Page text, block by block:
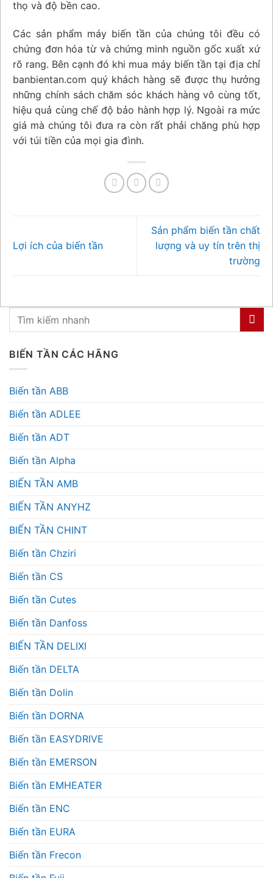
BIẾN TẦN CÁC HÃNG
Biến tần ABB
Biến tần ADLEE
Biến tần ADT
Biến tần Alpha
BIẾN TẦN AMB
BIẾN TẦN ANYHZ
BIẾN TẦN CHINT
Biến tần Chziri
Biến tần CS
Biến tần Cutes
Biến tần Danfoss
BIẾN TẦN DELIXI
Biến tần DELTA
Biến tần Dolin
Biến tần DORNA
Biến tần EASYDRIVE
Biến tần EMERSON
Biến tần EMHEATER
Biến tần ENC
Biến tần EURA
Biến tần Frecon
thọ và độ bền cao.
Các sản phẩm máy biến tần của chúng tôi đều có
chứng đơn hóa từ và chứng minh nguồn gốc xuất xứ
rõ rang. Bên cạnh đó khi mua máy biến tần tại địa chỉ
banbientan.com quý khách hàng sẽ được thụ hưởng
những chính sách chăm sóc khách hàng vô cùng tốt,
hiệu quả cùng chế độ bảo hành hợp lý. Ngoài ra mức
giá mà chúng tôi đưa ra còn rất phải chăng phù hợp
với túi tiền của mọi gia đình.
Lợi ích của biến tần
Sản phẩm biến tần chất
lượng và uy tín trên thị
trường